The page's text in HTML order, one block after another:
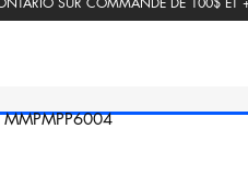
MMPMPP6004